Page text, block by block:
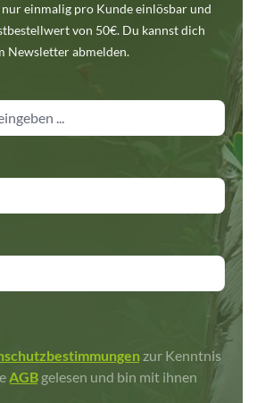
einmalig pro Kunde einlösbar und
von 50€. Du kannst dich
Newsletter abmelden.
zur Kenntnis
AGB gelesen und bin mit ihnen